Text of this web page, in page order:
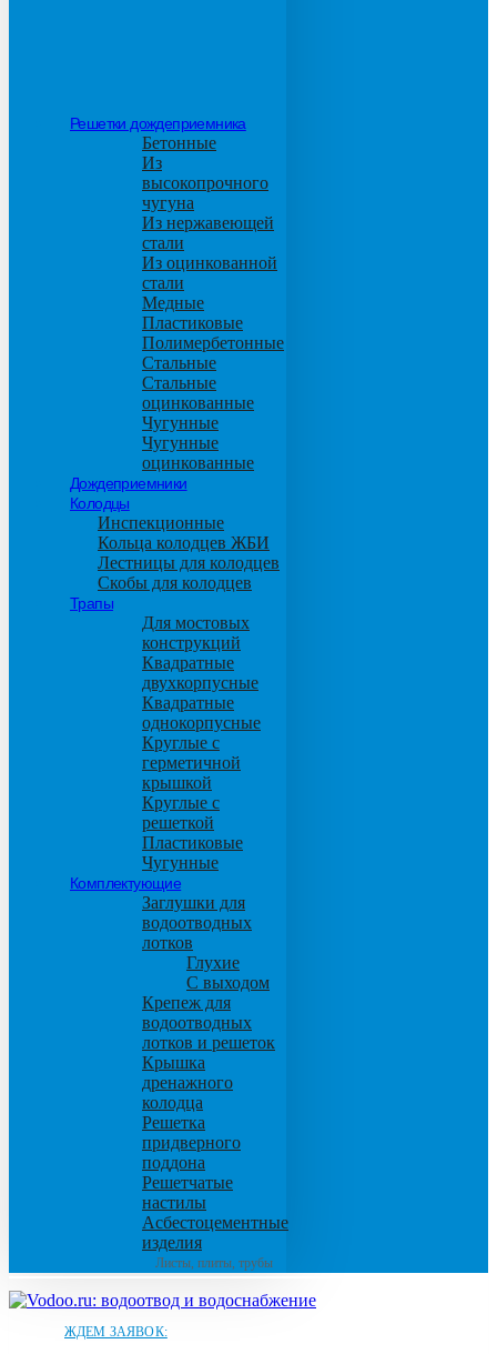
Решетки дождеприемника
Бетонные
Из
высокопрочного
чугуна
Из нержавеющей
стали
Из оцинкованной
стали
Медные
Пластиковые
Полимербетонные
Стальные
Стальные
оцинкованные
Чугунные
Чугунные
оцинкованные
Дождеприемники
Колодцы
Инспекционные
Кольца колодцев ЖБИ
Лестницы для колодцев
Скобы для колодцев
Трапы
Для мостовых
конструкций
Квадратные
двухкорпусные
Квадратные
однокорпусные
Круглые с
герметичной
крышкой
Круглые с
решеткой
Пластиковые
Чугунные
Комплектующие
Заглушки для
водоотводных
лотков
Глухие
С выходом
Крепеж для
водоотводных
лотков и решеток
Крышка
дренажного
колодца
Решетка
придверного
поддона
Решетчатые
настилы
Асбестоцементные
изделия
Листы, плиты, трубы
ЖДЕМ ЗАЯВОК: